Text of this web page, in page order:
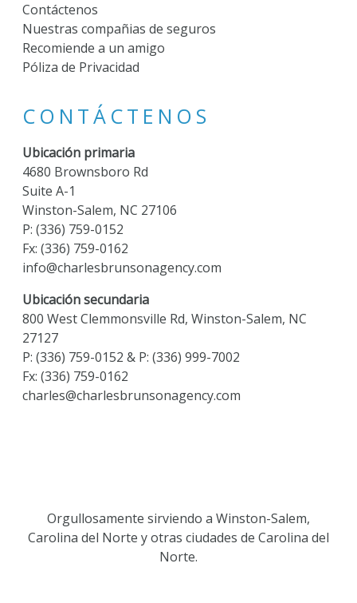
Contáctenos
Nuestras compañias de seguros
Recomiende a un amigo
Póliza de Privacidad
CONTÁCTENOS
Ubicación primaria
4680 Brownsboro Rd
Suite A-1
Winston-Salem, NC 27106
P: (336) 759-0152
Fx: (336) 759-0162
info@charlesbrunsonagency.com
Ubicación secundaria
800 West Clemmonsville Rd, Winston-Salem, NC
27127
P: (336) 759-0152 & P: (336) 999-7002
Fx: (336) 759-0162
charles@charlesbrunsonagency.com
Orgullosamente sirviendo a Winston-Salem,
Carolina del Norte y otras ciudades de Carolina del
Norte.